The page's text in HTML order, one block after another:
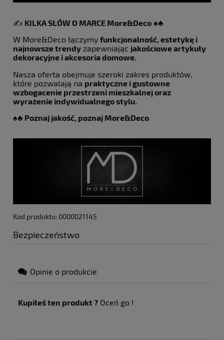
✍️ KILKA SŁÓW O MARCE More&Deco ♠️♣️
W More&Deco łączymy funkcjonalność, estetykę i
najnowsze trendy zapewniając jakościowe artykuły
dekoracyjne i akcesoria domowe.
Nasza oferta obejmuje szeroki zakres produktów,
które pozwalają na praktyczne i gustowne
wzbogacenie przestrzeni mieszkalnej oraz
wyrażenie indywidualnego stylu.
♠️♣️ Poznaj jakość, poznaj More&Deco
Kod produktu: 0000021145
Bezpieczeństwo
Opinie o produkcie
Kupiłeś ten produkt ? Oceń go !